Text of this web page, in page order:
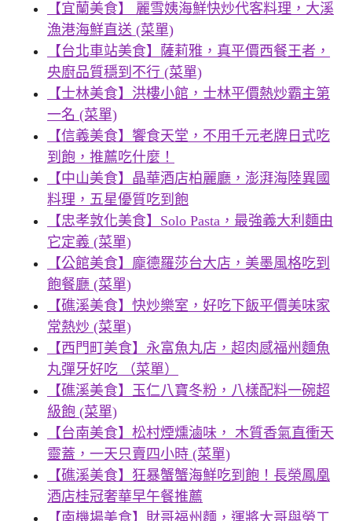
【宜蘭美食】 麗雪姨海鮮快炒代客料理，大溪
漁港海鮮直送 (菜單)
【台北車站美食】薩莉雅，真平價西餐王者，
央廚品質穩到不行 (菜單)
【士林美食】洪樓小館，士林平價熱炒霸主第
一名 (菜單)
【信義美食】饗食天堂，不用千元老牌日式吃
到飽，推薦吃什麼！
【中山美食】晶華酒店柏麗廳，澎湃海陸異國
料理，五星優質吃到飽
【忠孝敦化美食】Solo Pasta，最強義大利麵由
它定義 (菜單)
【公館美食】龐德羅莎台大店，美墨風格吃到
飽餐廳 (菜單)
【礁溪美食】快炒樂室，好吃下飯平價美味家
常熱炒 (菜單)
【西門町美食】永富魚丸店，超肉感福州麵魚
丸彈牙好吃 （菜單）
【礁溪美食】玉仁八寶冬粉，八樣配料一碗超
級飽 (菜單)
【台南美食】松村煙燻滷味， 木質香氣直衝天
靈蓋，一天只賣四小時 (菜單)
【礁溪美食】狂暴蟹蟹海鮮吃到飽！長榮鳳凰
酒店桂冠奢華早午餐推薦
【南機場美食】財哥福州麵，運將大哥與勞工